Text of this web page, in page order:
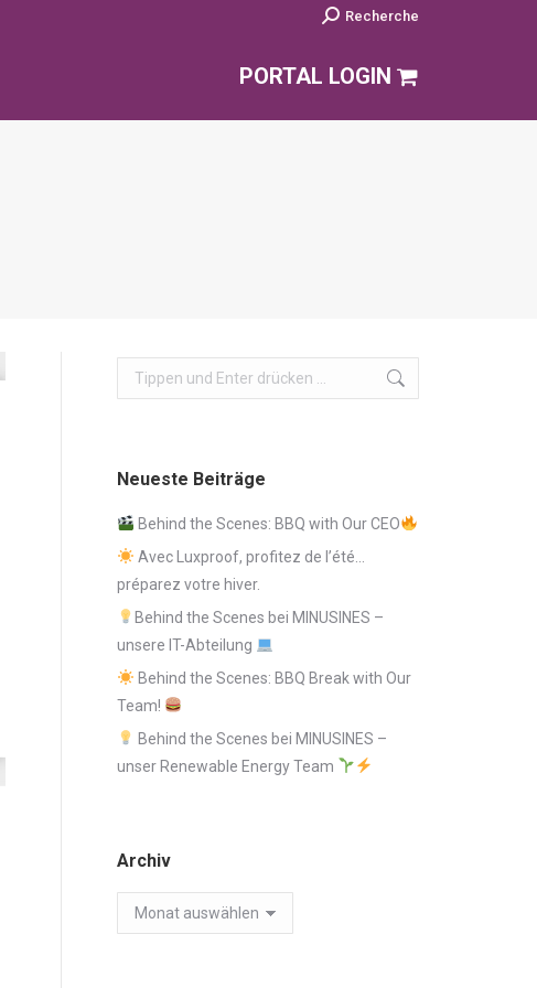
Search:Recherche
PORTAL LOGIN
Search:
Neueste Beiträge
Behind the Scenes: BBQ with Our CEO
Avec Luxproof, profitez de l’été…
préparez votre hiver.
Behind the Scenes bei MINUSINES –
unsere IT-Abteilung
Behind the Scenes: BBQ Break with Our
Team!
Behind the Scenes bei MINUSINES –
unser Renewable Energy Team
Archiv
Archiv